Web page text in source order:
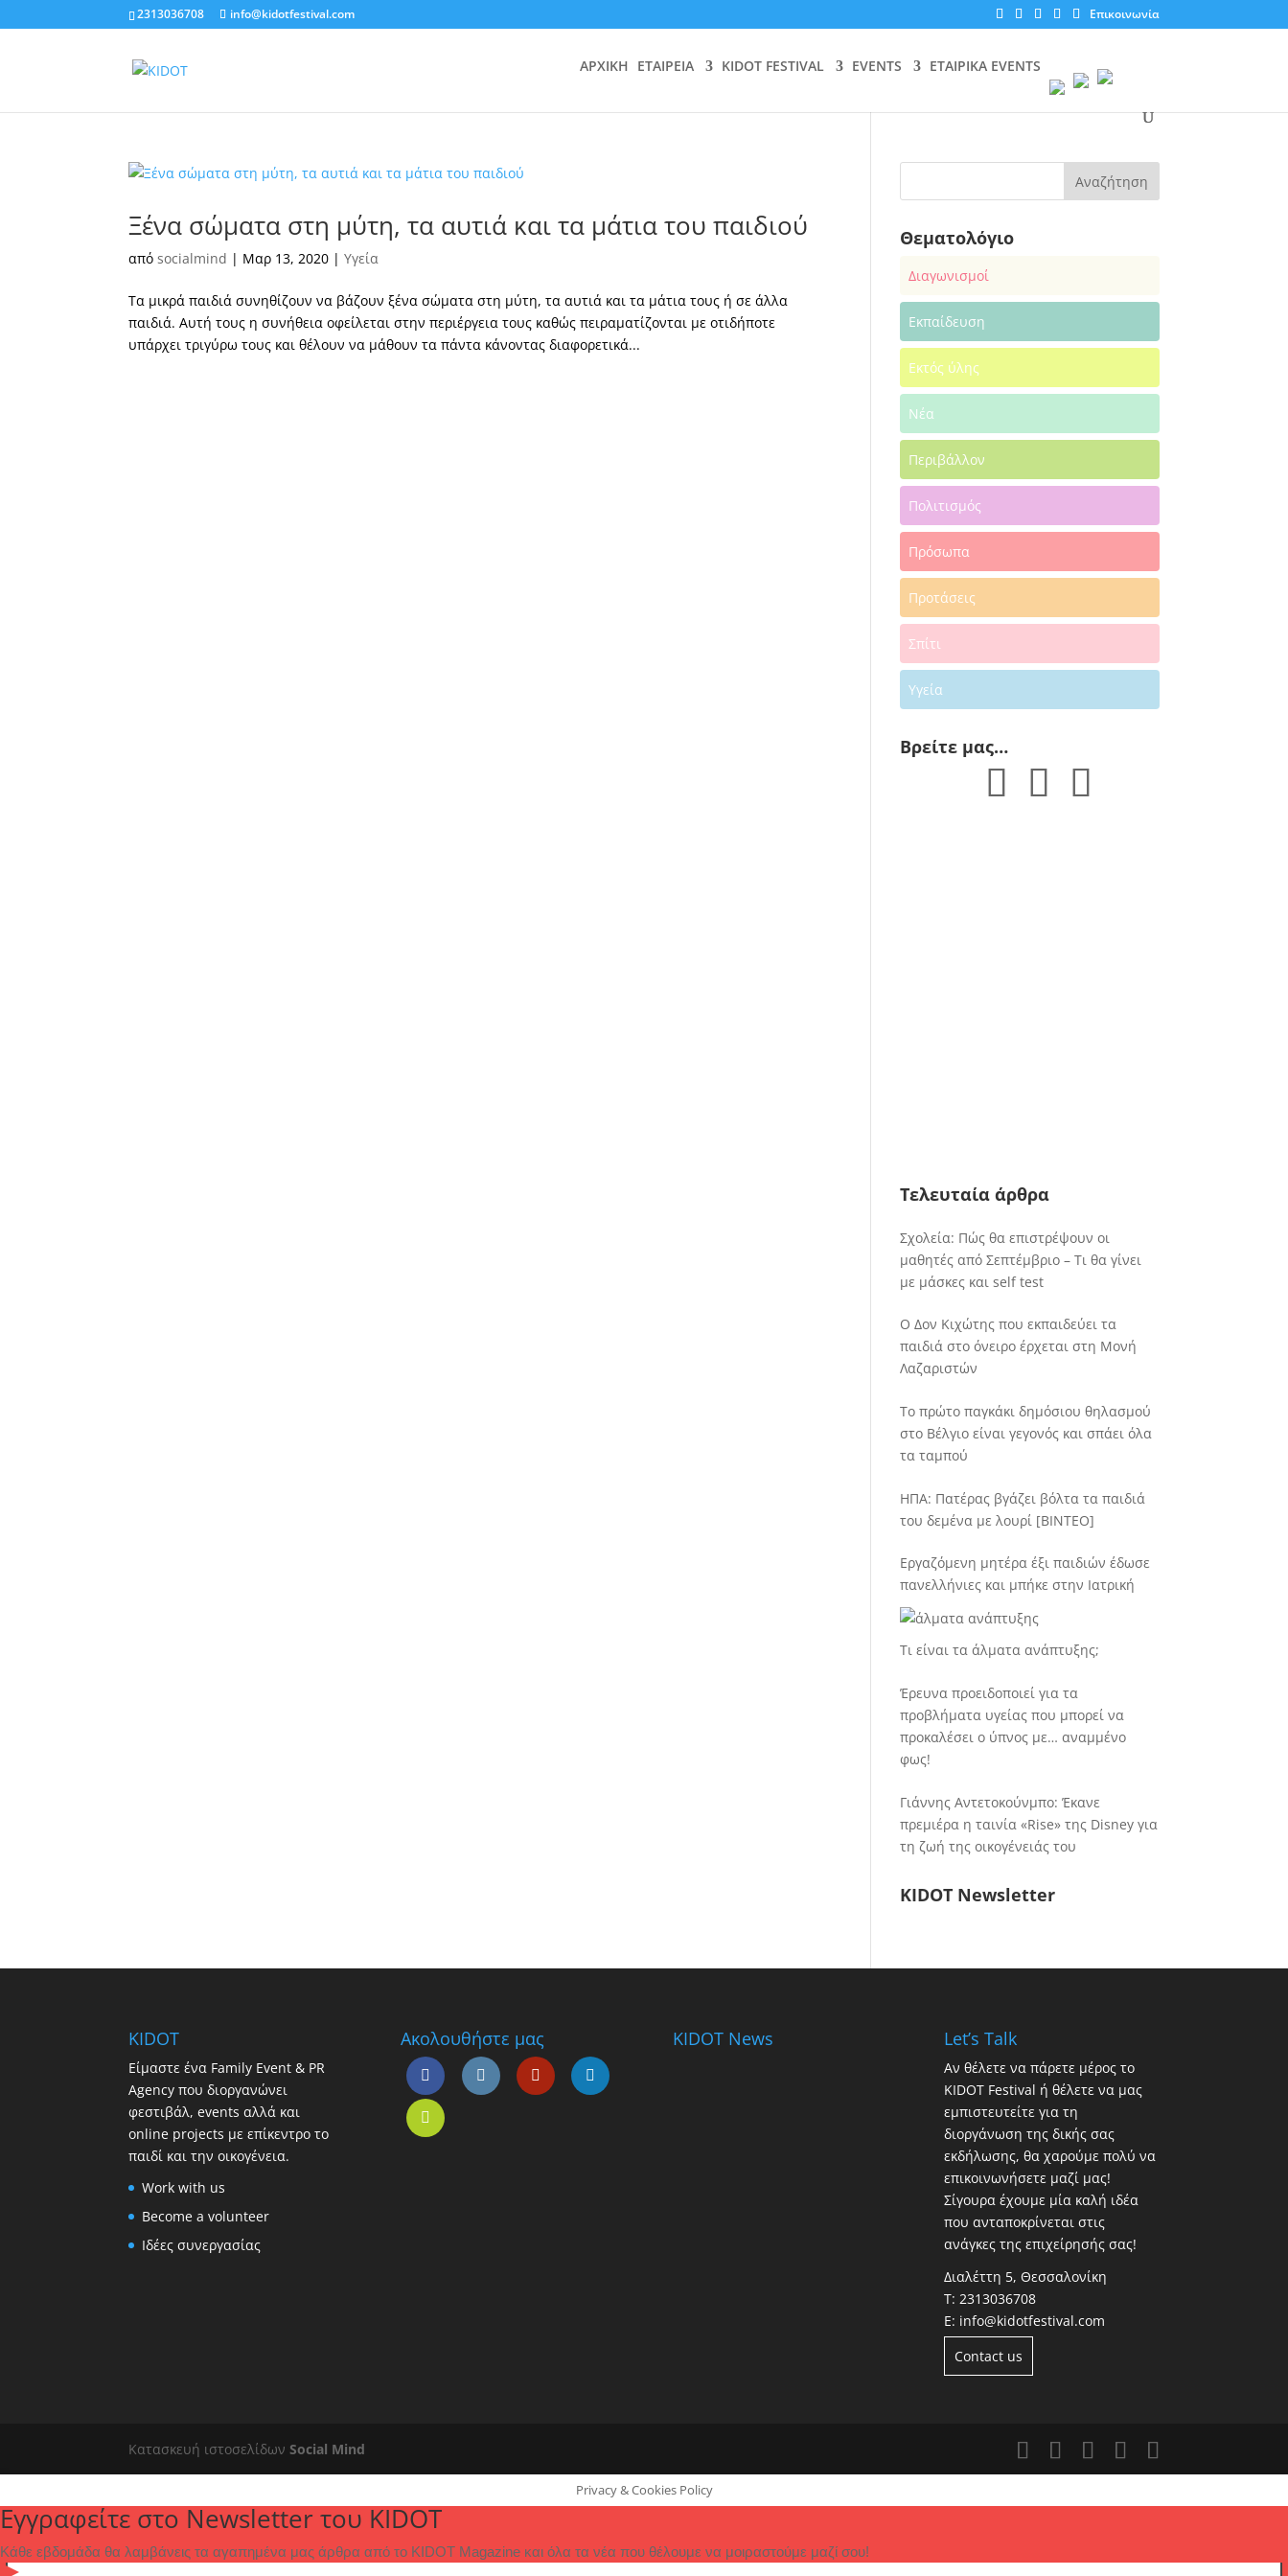
2313036708 info@kidotfestival.com Επικοινωνία
ΑΡΧΙΚΗ ΕΤΑΙΡΕΙΑ KIDOT FESTIVAL EVENTS ΕΤΑΙΡΙΚΑ EVENTS
Ξένα σώματα στη μύτη, τα αυτιά και τα μάτια του παιδιού
απόsocialmind | Μαρ 13, 2020 |Υγεία
Τα μικρά παιδιά συνηθίζουν να βάζουν ξένα σώματα στη μύτη, τα αυτιά και τα μάτια τους ή σε άλλα
παιδιά. Αυτή τους η συνήθεια οφείλεται στην περιέργεια τους καθώς πειραματίζονται με οτιδήποτε
υπάρχει τριγύρω τους και θέλουν να μάθουν τα πάντα κάνοντας διαφορετικά...
Θεματολόγιο
Διαγωνισμοί
Εκπαίδευση
Εκτός ύλης
Νέα
Περιβάλλον
Πολιτισμός
Πρόσωπα
Προτάσεις
Σπίτι
Υγεία
Βρείτε μας…
Τελευταία άρθρα
Σχολεία: Πώς θα επιστρέψουν οι
μαθητές από Σεπτέμβριο – Τι θα γίνει
με μάσκες και self test
Ο Δον Κιχώτης που εκπαιδεύει τα
παιδιά στο όνειρο έρχεται στη Μονή
Λαζαριστών
Το πρώτο παγκάκι δημόσιου θηλασμού
στο Βέλγιο είναι γεγονός και σπάει όλα
τα ταμπού
ΗΠΑ: Πατέρας βγάζει βόλτα τα παιδιά
του δεμένα με λουρί [BINTEO]
Εργαζόμενη μητέρα έξι παιδιών έδωσε
πανελλήνιες και μπήκε στην Ιατρική
Τι είναι τα άλματα ανάπτυξης;
Έρευνα προειδοποιεί για τα
προβλήματα υγείας που μπορεί να
προκαλέσει ο ύπνος με… αναμμένο
φως!
Γιάννης Αντετοκούνμπο: Έκανε
πρεμιέρα η ταινία «Rise» της Disney για
τη ζωή της οικογένειάς του
KIDOT Newsletter
KIDOT
Είμαστε ένα Family Event & PR
Agency που διοργανώνει
φεστιβάλ, events αλλά και
online projects με επίκεντρο το
παιδί και την οικογένεια.
Work with us
Become a volunteer
Ιδέες συνεργασίας
Ακολουθήστε μας KIDOT News Let’s Talk
Αν θέλετε να πάρετε μέρος το
KIDOT Festival ή θέλετε να μας
εμπιστευτείτε για τη
διοργάνωση της δικής σας
εκδήλωσης, θα χαρούμε πολύ να
επικοινωνήσετε μαζί μας!
Σίγουρα έχουμε μία καλή ιδέα
που ανταποκρίνεται στις
ανάγκες της επιχείρησής σας!
Διαλέττη 5, Θεσσαλονίκη
Τ:2313036708
Ε: info@kidotfestival.com
Contact us
Κατασκευή ιστοσελίδωνSocial Mind
Privacy & Cookies Policy
Εγγραφείτε στο Newsletter του KIDOT
Κάθε εβδομάδα θα λαμβάνεις τα αγαπημένα μας άρθρα από το KIDOT Magazine και όλα τα νέα που θέλουμε να μοιραστούμε μαζί σου!